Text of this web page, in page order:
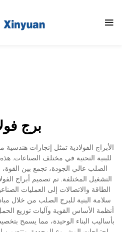
برج
الأبراج الفولاذية تمثل إنجازات
للبنية التحتية في مختلف الصناعات.
الصلب عالي الجودة، تجمع بين القوة،
التشغيل المختلفة. تم تصميم أبراج
الطاقة والاتصالات إلى العمليات
سلامة البنية للبرج الصلب من خلال
أنظمة الأساس القوية وآليات توزيع
بأساليب البناء الوحيدة، مما يسمح